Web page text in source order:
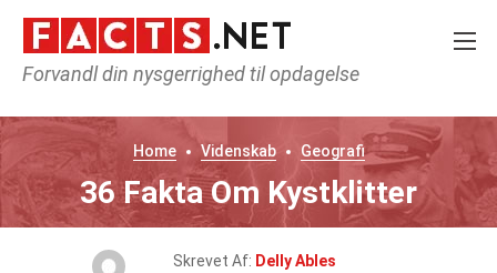
Forvandl din nysgerrighed til opdagelse
Home Videnskab Geografi
36 Fakta Om Kystklitter
Skrevet Af: Delly Ables